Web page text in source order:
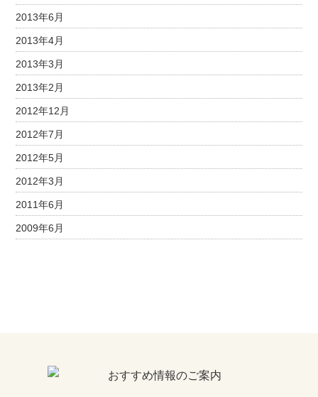
2013年6月
2013年4月
2013年3月
2013年2月
2012年12月
2012年7月
2012年5月
2012年3月
2011年6月
2009年6月